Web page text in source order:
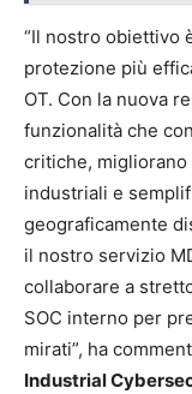
“Il nostro obiettivo
protezione più
OT. Con la nuova
funzionalità che
critiche,
industriali e
geograficamente
il nostro servizio
collaborare a
SOC interno per
mirati”, ha
Industrial